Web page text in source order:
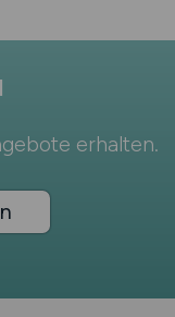
erhalten.